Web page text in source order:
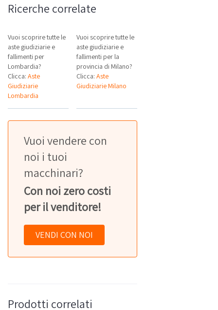
Ricerche correlate
Vuoi scoprire tutte le
aste giudiziarie e
fallimenti per
Lombardia?
Clicca: Aste
Giudiziarie
Lombardia
Vuoi scoprire tutte le
aste giudiziarie e
fallimenti per la
provincia di Milano?
Clicca:Aste
Giudiziarie Milano
Vuoi vendere con
noi i tuoi
macchinari?
Con noi zero costi
per il venditore!
VENDI CON NOI
Prodotti correlati